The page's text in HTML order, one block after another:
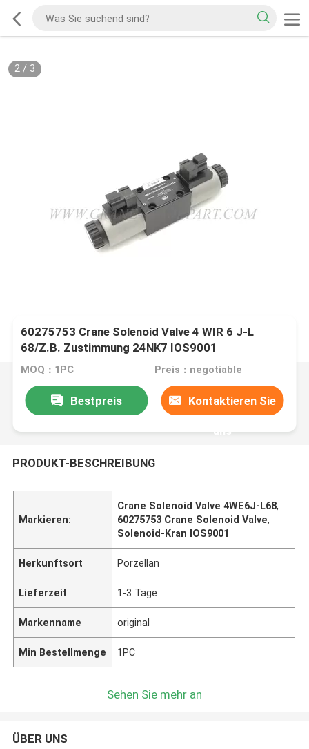
2/ 3
60275753 Crane Solenoid Valve 4 WIR 6 J-L
68/Z.B. Zustimmung 24NK7 IOS9001
MOQ：1PC Preis：negotiable
Bestpreis Kontaktieren Sie
uns
PRODUKT-BESCHREIBUNG
Markieren:
Crane Solenoid Valve 4WE6J-L68,
60275753 Crane Solenoid Valve,
Solenoid-Kran IOS9001
Herkunftsort Porzellan
Lieferzeit 1-3 Tage
Markenname original
Min Bestellmenge 1PC
Sehen Sie mehr an
ÜBER UNS